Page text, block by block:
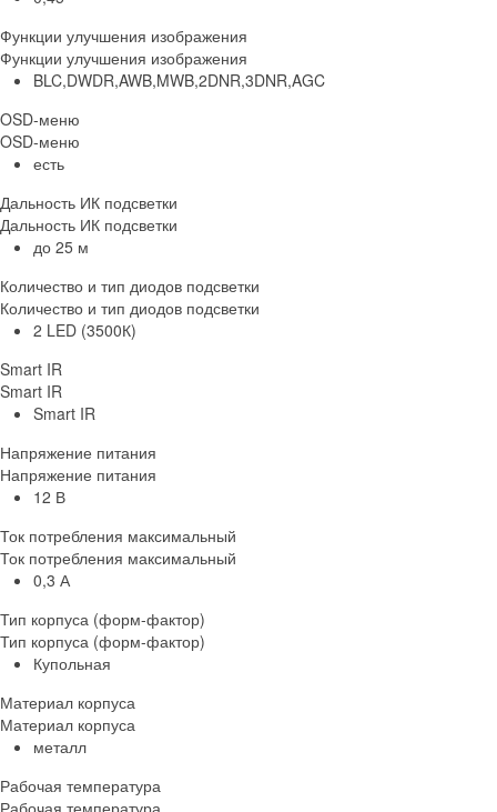
Функции улучшения изображения
Функции улучшения изображения
BLC,DWDR,AWB,MWB,2DNR,3DNR,AGC
OSD-меню
OSD-меню
есть
Дальность ИК подсветки
Дальность ИК подсветки
до 25 м
Количество и тип диодов подсветки
Количество и тип диодов подсветки
2 LED (3500К)
Smart IR
Smart IR
Smart IR
Напряжение питания
Напряжение питания
12 В
Ток потребления максимальный
Ток потребления максимальный
0,3 А
Тип корпуса (форм-фактор)
Тип корпуса (форм-фактор)
Купольная
Материал корпуса
Материал корпуса
металл
Рабочая температура
Рабочая температура